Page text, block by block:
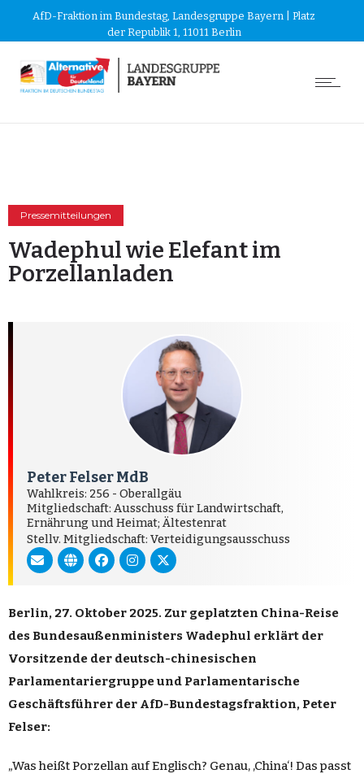
AfD-Fraktion im Bundestag, Landesgruppe Bayern | Platz
der Republik 1, 11011 Berlin
Pressemitteilungen
Wadephul wie Elefant im
Porzellanladen
Peter Felser MdB
Wahlkreis: 256 - Oberallgäu
Mitgliedschaft: Ausschuss für Landwirtschaft,
Ernährung und Heimat; Ältestenrat
Stellv. Mitgliedschaft: Verteidigungsausschuss
Berlin, 27. Oktober 2025. Zur geplatzten China-Reise
des Bundesaußenministers Wadephul erklärt der
Vorsitzende der deutsch-chinesischen
Parlamentariergruppe und Parlamentarische
Geschäftsführer der AfD-Bundestagsfraktion, Peter
Felser:
„Was heißt Porzellan auf Englisch? Genau, ,China‘! Das passt